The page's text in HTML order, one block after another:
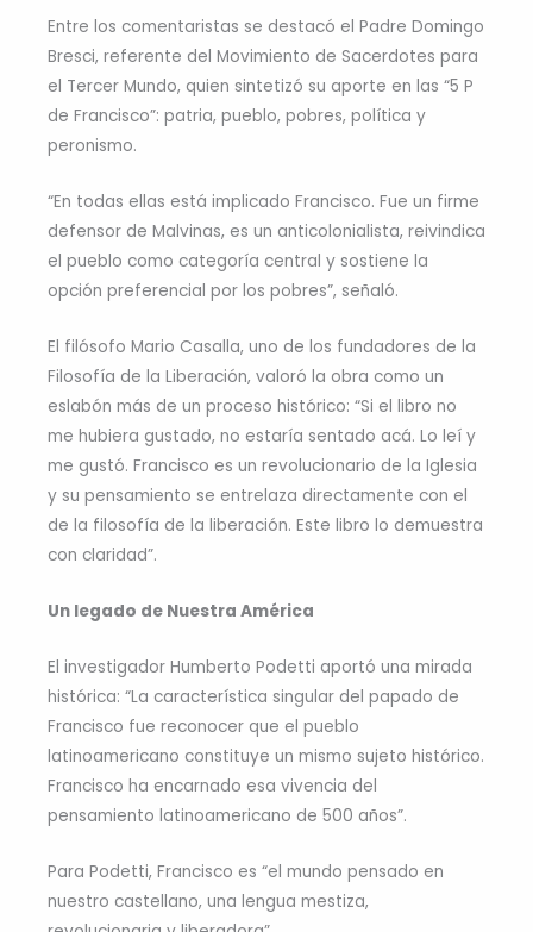
Entre los comentaristas se destacó el Padre Domingo
Bresci, referente del Movimiento de Sacerdotes para
el Tercer Mundo, quien sintetizó su aporte en las “5 P
de Francisco”: patria, pueblo, pobres, política y
peronismo.
“En todas ellas está implicado Francisco. Fue un firme
defensor de Malvinas, es un anticolonialista, reivindica
el pueblo como categoría central y sostiene la
opción preferencial por los pobres”, señaló.
El filósofo Mario Casalla, uno de los fundadores de la
Filosofía de la Liberación, valoró la obra como un
eslabón más de un proceso histórico: “Si el libro no
me hubiera gustado, no estaría sentado acá. Lo leí y
me gustó. Francisco es un revolucionario de la Iglesia
y su pensamiento se entrelaza directamente con el
de la filosofía de la liberación. Este libro lo demuestra
con claridad”.
Un legado de Nuestra América
El investigador Humberto Podetti aportó una mirada
histórica: “La característica singular del papado de
Francisco fue reconocer que el pueblo
latinoamericano constituye un mismo sujeto histórico.
Francisco ha encarnado esa vivencia del
pensamiento latinoamericano de 500 años”.
Para Podetti, Francisco es “el mundo pensado en
nuestro castellano, una lengua mestiza,